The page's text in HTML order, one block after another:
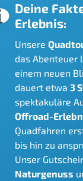
Deine
Erlebnis:
Unsere
das Abenteuer
einem neuen
dauert etwa3
spektakuläre
Offroad-
Quadfahren
bis hin zu
Unser
Naturgenuss